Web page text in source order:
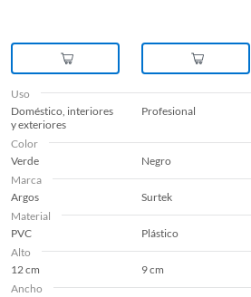
Uso
Doméstico, interiores
y exteriores
Profesional
Color
Verde
Negro
Marca
Argos
Surtek
Material
PVC
Plástico
Alto
12 cm
9 cm
Ancho